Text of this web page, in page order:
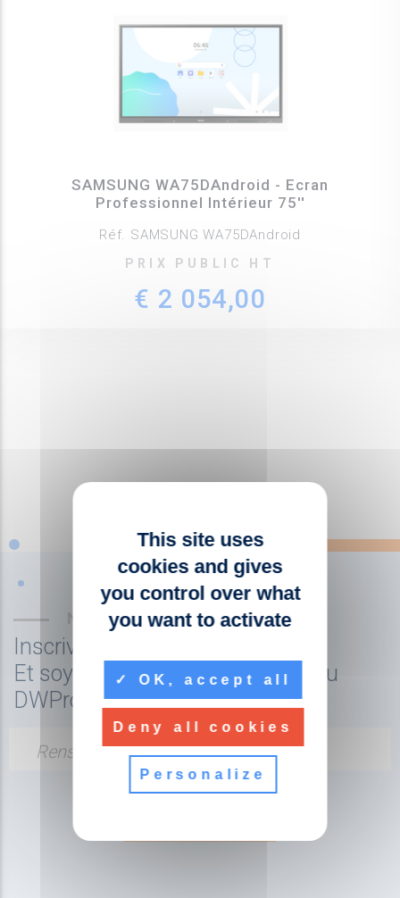
SAMSUNG WA75DAndroid - Ecran
Professionnel Intérieur 75''
Réf. SAMSUNG WA75DAndroid
PRIX PUBLIC HT
€ 2 054,00
NEWSLETTER
Inscrivez-vous à la newsletter
Et soyez tenu au courant de l'actu
DWPro
Renseignez votre adresse email
This site uses
cookies and gives
you control over what
you want to activate
OK, accept all
Deny all cookies
Personalize